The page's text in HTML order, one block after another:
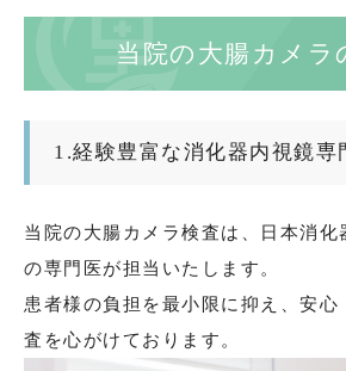
当院の大腸カメラ
1.経験豊富な消化器内視鏡専
当院の大腸カメラ検査は、日本消化
の専門医が担当いたします。
患者様の負担を最小限に抑え、安心
査を心がけております。